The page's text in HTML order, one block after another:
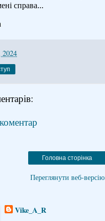
справа...
2024
Головна сторінка
Переглянути веб-версію
Vike_A_R